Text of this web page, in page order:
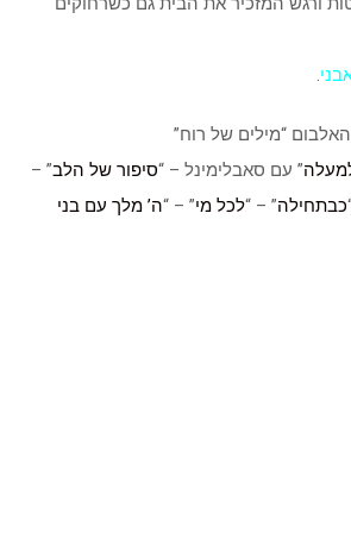
.
“מילים של רוח”
” עם סאבלימינל – “סיפור של הלב” –
כבתחילה” – “לכל מי” – “ה’ מלך עם בני